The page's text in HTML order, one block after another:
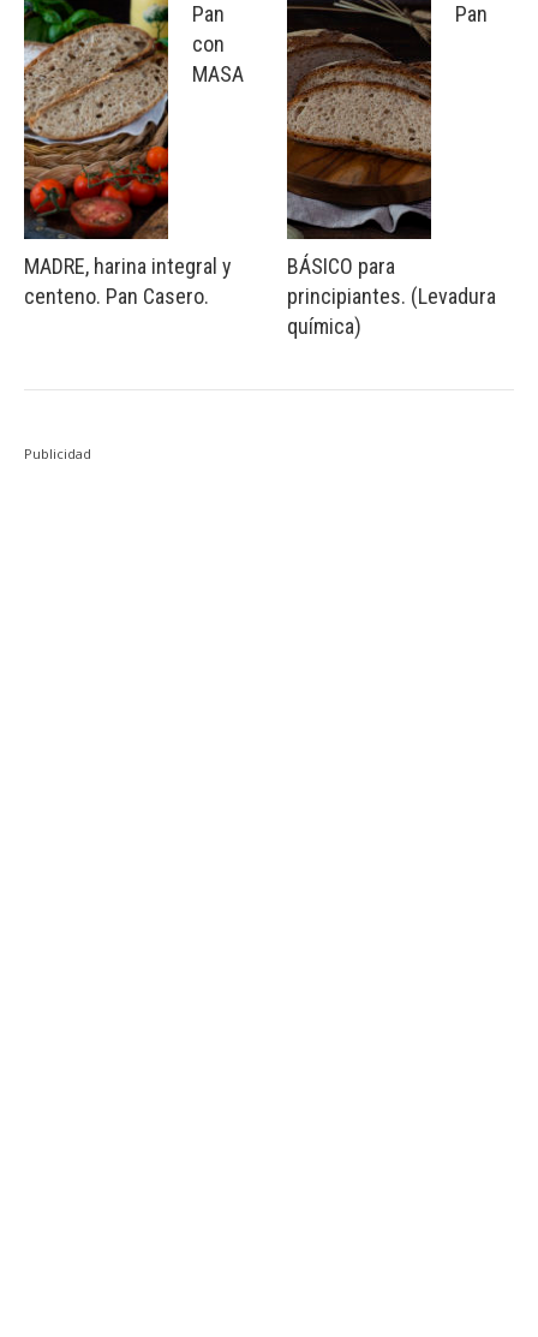
Pan
con
MASA
MADRE, harina integral y
centeno. Pan Casero.
Pan
BÁSICO para
principiantes. (Levadura
química)
Publicidad